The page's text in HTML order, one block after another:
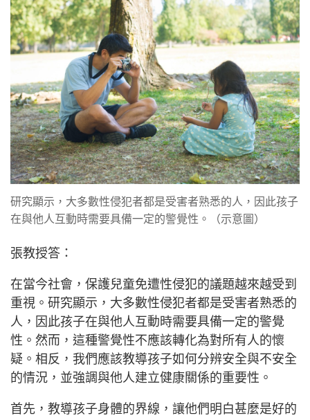
研究顯示，大多數性侵犯者都是受害者熟悉的人，因此孩子
在與他人互動時需要具備一定的警覺性。（示意圖）
張教授答：
在當今社會，保護兒童免遭性侵犯的議題越來越受到
重視。研究顯示，大多數性侵犯者都是受害者熟悉的
人，因此孩子在與他人互動時需要具備一定的警覺
性。然而，這種警覺性不應該轉化為對所有人的懷
疑。相反，我們應該教導孩子如何分辨安全與不安全
的情況，並強調與他人建立健康關係的重要性。
首先，教導孩子身體的界線，讓他們明白甚麼是好的